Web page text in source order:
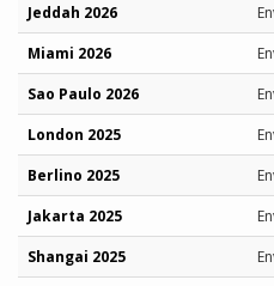
Jeddah 2026
Miami 2026
Sao Paulo 2026
London 2025
Berlino 2025
Jakarta 2025
Shangai 2025